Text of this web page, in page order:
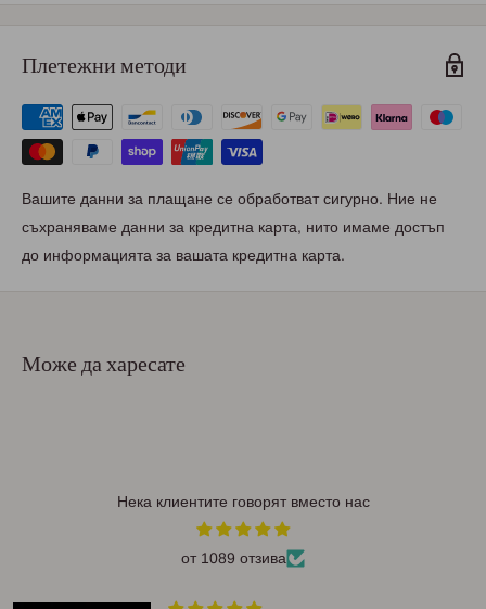
Плетежни методи
Вашите данни за плащане се обработват сигурно. Ние не
съхраняваме данни за кредитна карта, нито имаме достъп
до информацията за вашата кредитна карта.
Може да харесате
Нека клиентите говорят вместо нас
от 1089 отзива